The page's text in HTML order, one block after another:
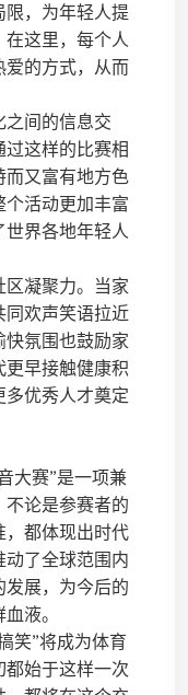
限，为年轻人提
这里，每个人
爱的方式，从而
之间的信息交
这样的比赛相
而又富有地方色
活动更加丰富
界各地年轻人
区凝聚力。当家
同欢声笑语拉近
快氛围也鼓励家
早接触健康积
多优秀人才奠定
大赛”是一项兼
论是参赛者的
，都体现出时代
了全球范围内
展，为今后的
液。
笑”将成为体育
都始于这样一次